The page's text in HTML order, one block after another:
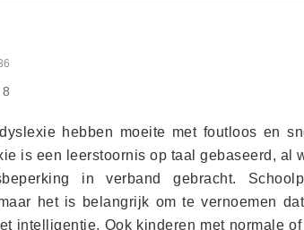
hebben moeite met foutloos en
is een leerstoornis op taal gebaseerd, al
in verband gebracht.
het is belangrijk om te vernoemen
intelligentie. Ook kinderen met normale